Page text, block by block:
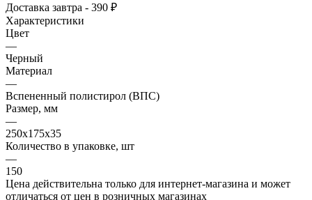
Доставка завтра - 390 ₽
Характеристики
Цвет
—
Черный
Материал
—
Вспененный полистирол (ВПС)
Размер, мм
—
250х175х35
Количество в упаковке, шт
—
150
Цена действительна только для интернет-магазина и может
отличаться от цен в розничных магазинах